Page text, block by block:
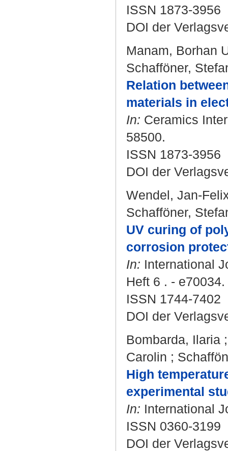
ISSN 1873-3956
DOI der
Manam, Borhan
Schafföner,
Relation
materials in
In: Ceramics
58500.
ISSN 1873-3956
DOI der
Wendel, Jan-
Schafföner,
UV curing of
corrosion
In: International
Heft 6 . - e70034.
ISSN 1744-7402
DOI der
Bombarda, Ilaria
Carolin ;
High
experimental
In: International
ISSN 0360-3199
DOI der